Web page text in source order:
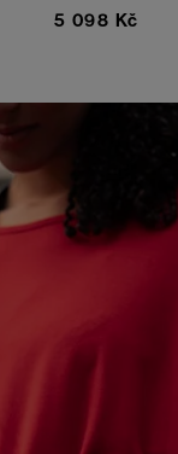
5 098 Kč